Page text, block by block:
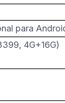
para
4G+16G)